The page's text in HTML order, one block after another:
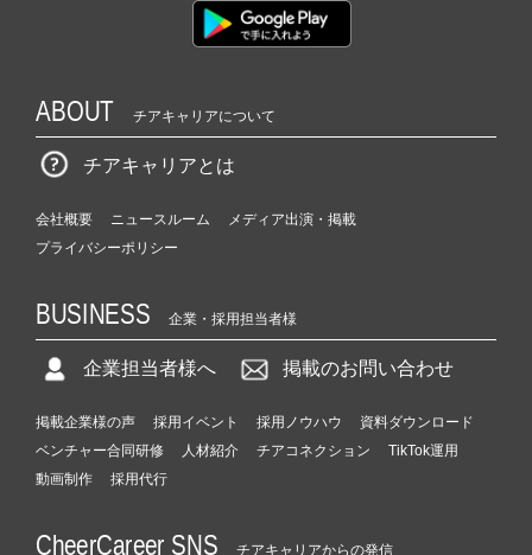
ABOUT チアキャリアについて
チアキャリアとは
会社概要 ニュースルーム
メディア出演・掲載
プライバシーポリシー
BUSINESS 企業・採用担当者様
企業担当者様へ 掲載のお問い合わせ
掲載企業様の声 採用イベント 採用ノウハウ
資料ダウンロード
ベンチャー合同研修
人材紹介 チアコネクション
TikTok運用
動画制作
採用代行
CheerCareer SNS チアキャリアからの発信